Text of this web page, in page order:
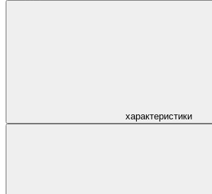
характеристики